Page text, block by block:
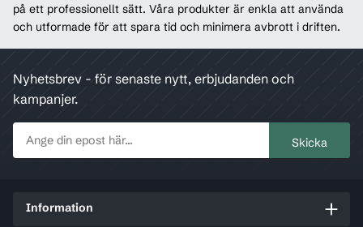
på ett professionellt sätt. Våra produkter är enkla att använda
och utformade för att spara tid och minimera avbrott i driften.
Nyhetsbrev - för senaste nytt, erbjudanden och
kampanjer.
Information